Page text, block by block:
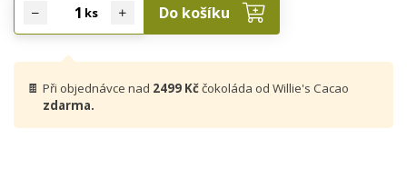
ks Do košíku
🍫 Při objednávce nad 2499 Kččokoláda od Willie's Cacao
zdarma.